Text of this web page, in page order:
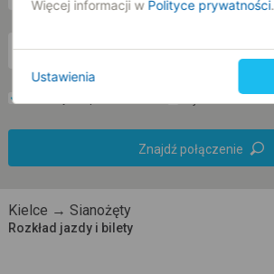
pn. 10 sie. -- : --
Znajdź połączenie
Kielce → Sianożęty
Rozkład jazdy i bilety
Więcej informacji w Polityce prywatności.
Ustawienia